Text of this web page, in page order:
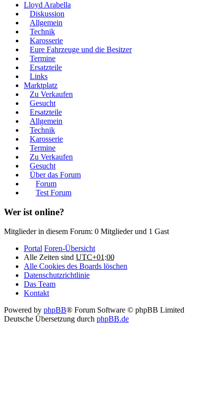
Lloyd Arabella
Diskussion
Allgemein
Technik
Karosserie
Eure Fahrzeuge und die Besitzer
Termine
Ersatzteile
Links
Marktplatz
Zu Verkaufen
Gesucht
Ersatzteile
Allgemein
Technik
Karosserie
Termine
Zu Verkaufen
Gesucht
Über das Forum
Forum
Test Forum
Wer ist online?
Mitglieder in diesem Forum: 0 Mitglieder und 1 Gast
Portal Foren-Übersicht
Alle Zeiten sind UTC+01:00
Alle Cookies des Boards löschen
Datenschutzrichtlinie
Das Team
Kontakt
Powered by phpBB® Forum Software © phpBB Limited
Deutsche Übersetzung durch phpBB.de